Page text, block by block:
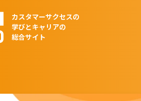
カスタマーサクセスの
学びとキャリアの
総合サイト